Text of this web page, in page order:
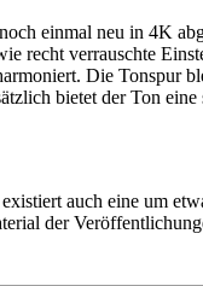
einmal neu in 4K
recht verrauschte
Die Tonspur
bietet der Ton
auch eine um
der